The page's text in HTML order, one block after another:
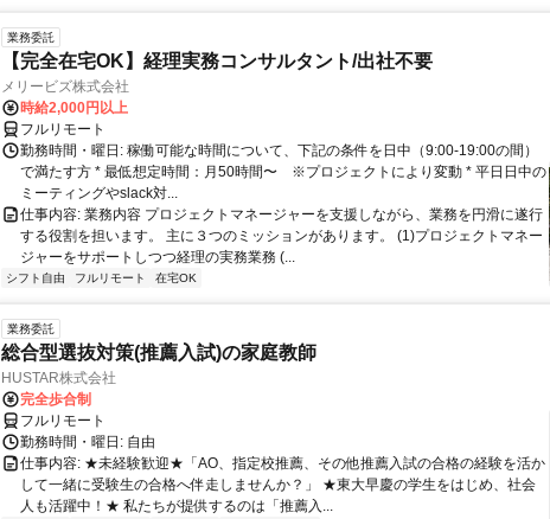
業務委託
【完全在宅OK】経理実務コンサルタント/出社不要
メリービズ株式会社
時給2,000円以上
フルリモート
勤務時間・曜日: 稼働可能な時間について、下記の条件を日中（9:00-19:00の間）
で満たす方 * 最低想定時間：月50時間〜 ※プロジェクトにより変動 * 平日日中の
ミーティングやslack対...
仕事内容: 業務内容 プロジェクトマネージャーを支援しながら、業務を円滑に遂行
する役割を担います。 主に３つのミッションがあります。 (1)プロジェクトマネー
ジャーをサポートしつつ経理の実務業務 (...
シフト自由 フルリモート 在宅OK
業務委託
総合型選抜対策(推薦入試)の家庭教師
HUSTAR株式会社
完全歩合制
フルリモート
勤務時間・曜日: 自由
仕事内容: ★未経験歓迎★「AO、指定校推薦、その他推薦入試の合格の経験を活か
して一緒に受験生の合格へ伴走しませんか？」 ★東大早慶の学生をはじめ、社会
人も活躍中！★ 私たちが提供するのは「推薦入...